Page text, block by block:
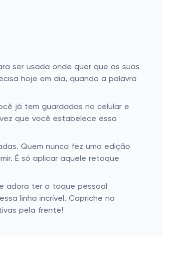
ser usada onde quer que as suas
hoje em dia, quando a palavra
já tem guardadas no celular e
que você estabelece essa
Quem nunca fez uma edição
É só aplicar aquele retoque
adora ter o toque pessoal
linha incrível. Capriche na
pela frente!